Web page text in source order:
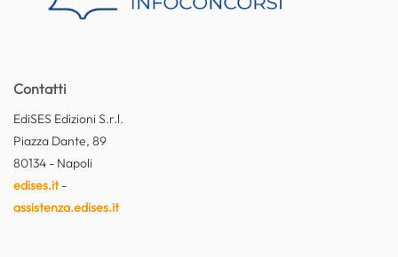
Contatti
EdiSES Edizioni S.r.l.
Piazza Dante, 89
80134 - Napoli
edises.it-
assistenza.edises.it